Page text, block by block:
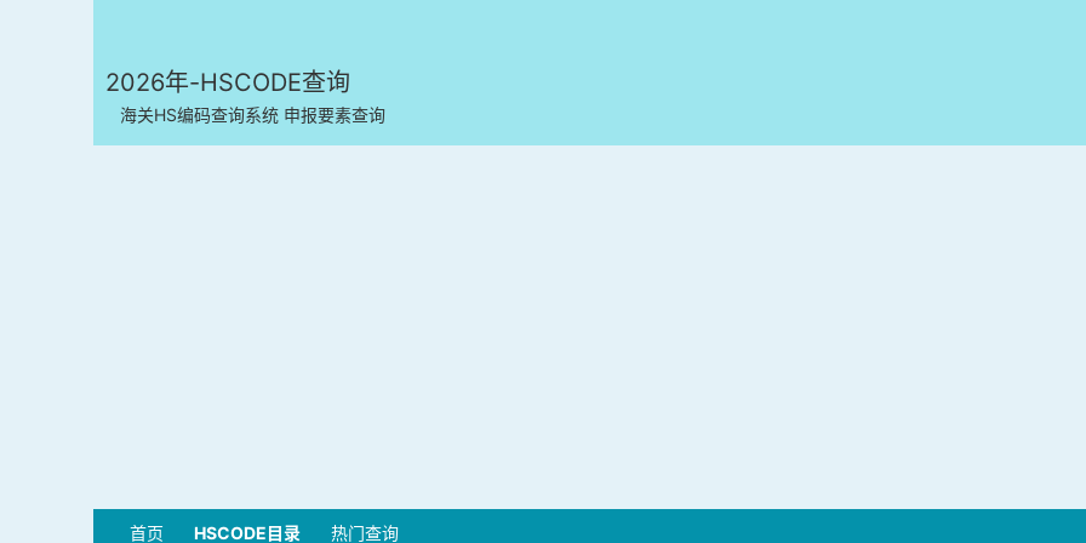
2026年-HSCODE查询
海关HS编码查询系统 申报要素查询
首页 HSCODE目录 热门查询